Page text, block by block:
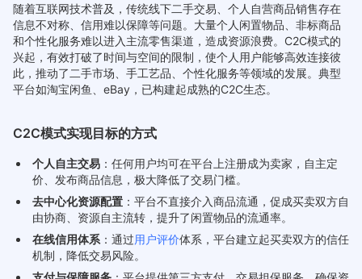
随着互联网技术普及，传统线下二手交易、个人自营商品销售存在
信息不对称、信用难以保障等问题。大量个人闲置物品、非标商品
和个性化服务难以进入主流零售渠道，造成资源浪费。C2C模式的
兴起，有效打破了时间与空间的限制，使个人用户能够高效连接彼
此，推动了二手市场、手工艺品、个性化服务等领域的发展。典型
平台如淘宝闲鱼、eBay，已构建起成熟的C2C生态。
C2C模式实现目标的方式
个人自主交易 ：任何用户均可在平台上注册成为卖家，自主定
价、发布商品信息，极大降低了交易门槛。
去中心化资源配置 ：平台不直接介入商品流通，促成买卖双方自
由协商、资源自主流转，提升了闲置物品的流通率。
在线信用体系 ：通过用户评价体系，平台建立起买卖双方的信任
机制，降低交易风险。